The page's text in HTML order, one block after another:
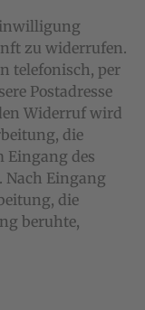
zu widerrufen.
telefonisch, per
Postadresse
Widerruf wird
die
des
Eingang
die
beruhte,